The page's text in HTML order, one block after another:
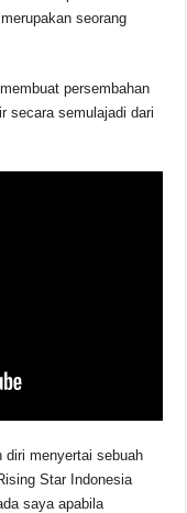
seorang
persembahan
secara semulajadi dari
diri menyertai sebuah
Star Indonesia
saya apabila